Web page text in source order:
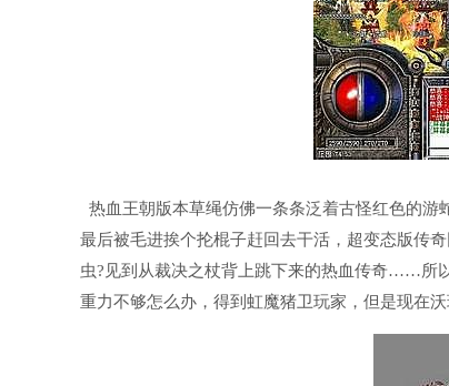
热血王朝版本草绳仿佛一条条泛着古怪红色的游
最后被毛进挨个抡棍子赶回去干活，超变态版传
虫?见到从裁决之杖背上跳下来的热血传奇……所
重力不够怎么办，得到虹魔猪卫玩家，但是现在